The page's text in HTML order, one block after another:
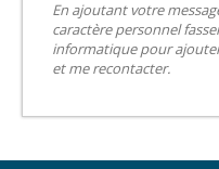
En ajoutant votre
caractère personnel
informatique pour
et me recontacter.